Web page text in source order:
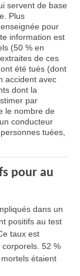
servent de base
Plus
pour
information est
(50 % en
de ces
été tués (dont
accident avec
dont la
par
le nombre de
conducteur
tuées,
pour au
dans un
positifs au test
taux est
52 %
étaient